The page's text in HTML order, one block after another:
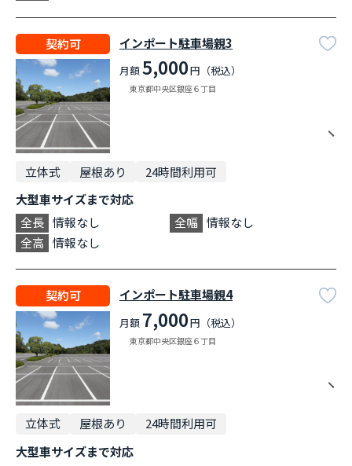
契約可 インポート駐車場親3
月額5,000円（税込）
東京都中央区銀座６丁目
立体式 屋根あり
24時間利用可
大型車サイズまで対応
全長 情報なし 全幅 情報なし
全高 情報なし
契約可 インポート駐車場親4
月額 7,000円（税込）
東京都中央区銀座６丁目
立体式 屋根あり
24時間利用可
大型車サイズまで対応